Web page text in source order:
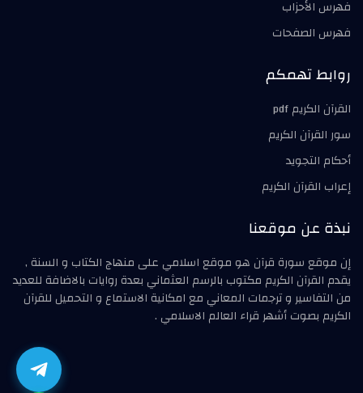
فهرس الأحزاب
فهرس الصفحات
روابط تهمكم
القرآن الكريم pdf
سور القرآن الكريم
أحكام التجويد
إعراب القرآن الكريم
نبذة عن موقعنا
إن موقع سورة قرآن هو موقع اسلامي على منهاج الكتاب و السنة ,
يقدم القرآن الكريم مكتوب بالرسم العثماني بعدة روايات بالاضافة للعديد
من التفاسير و ترجمات المعاني مع امكانية الاستماع و التحميل للقرآن
الكريم بصوت أشهر قراء العالم الاسلامي .